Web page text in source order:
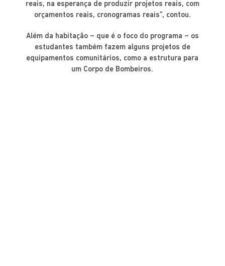
reais, na esperança de produzir projetos reais, com
orçamentos reais, cronogramas reais”, contou.
Além da habitação – que é o foco do programa – os
estudantes também fazem alguns projetos de
equipamentos comunitários, como a estrutura para
um Corpo de Bombeiros.